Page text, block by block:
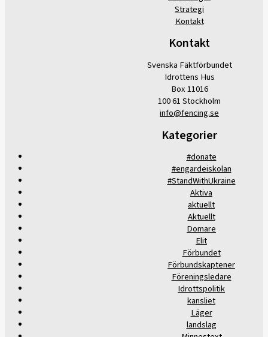
Strategi
Kontakt
Kontakt
Svenska Fäktförbundet
Idrottens Hus
Box 11016
100 61 Stockholm
info@fencing.se
Kategorier
#donate
#engardeiskolan
#StandWithUkraine
Aktiva
aktuellt
Aktuellt
Domare
Elit
Förbundet
Förbundskaptener
Föreningsledare
Idrottspolitik
kansliet
Läger
landslag